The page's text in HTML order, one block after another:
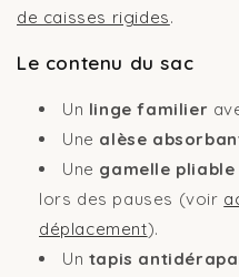
de caisses rigides.
Le contenu du sac
Un linge familier
Une alèse
Une gamelle pliable
lors des pauses (voir
déplacement).
Un tapis